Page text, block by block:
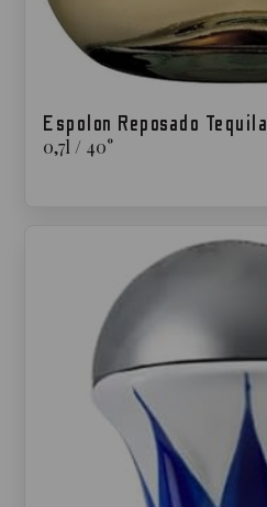
Espolon Reposado Tequila
0,7l / 40°